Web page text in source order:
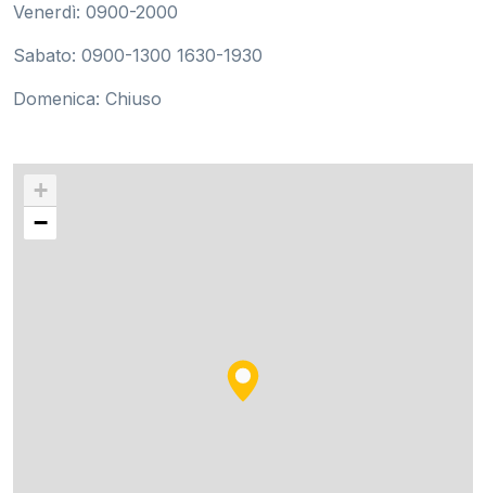
Venerdì: 0900-2000
Sabato: 0900-1300 1630-1930
Domenica: Chiuso
+
−